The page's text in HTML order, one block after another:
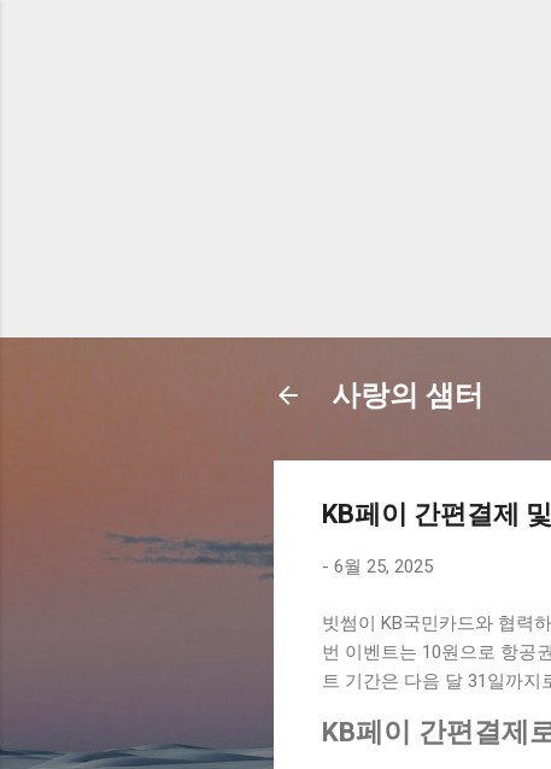
사랑의 샘터
KB페이 간편결제
- 6월 25, 2025
빗썸이 KB국민카드와 협력
번 이벤트는 10원으로 항공
트 기간은 다음 달 31일까지
KB페이 간편결제